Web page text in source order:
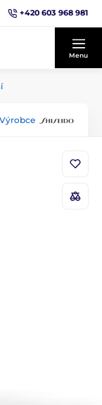
+420 603 968 981
Menu
Výrobce